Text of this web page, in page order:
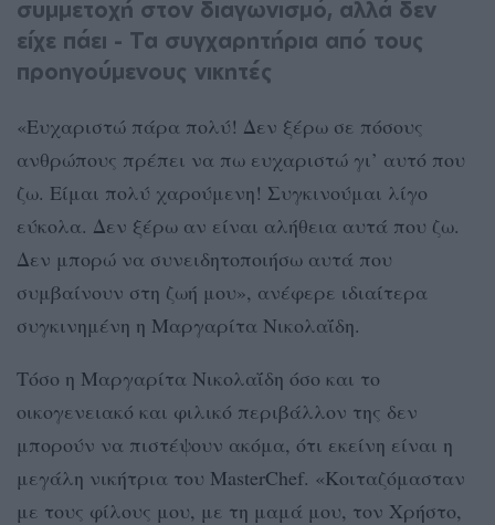
συμμετοχή στον διαγωνισμό, αλλά δεν
είχε πάει - Τα συγχαρητήρια από τους
προηγούμενους νικητές
«Ευχαριστώ πάρα πολύ! Δεν ξέρω σε πόσους
ανθρώπους πρέπει να πω ευχαριστώ γι’ αυτό που
ζω. Είμαι πολύ χαρούμενη! Συγκινούμαι λίγο
εύκολα. Δεν ξέρω αν είναι αλήθεια αυτά που ζω.
Δεν μπορώ να συνειδητοποιήσω αυτά που
συμβαίνουν στη ζωή μου», ανέφερε ιδιαίτερα
συγκινημένη η Μαργαρίτα Νικολαΐδη.
Τόσο η Μαργαρίτα Νικολαΐδη όσο και το
οικογενειακό και φιλικό περιβάλλον της δεν
μπορούν να πιστέψουν ακόμα, ότι εκείνη είναι η
μεγάλη νικήτρια του MasterChef. «Κοιταζόμασταν
με τους φίλους μου, με τη μαμά μου, τον Χρήστο,